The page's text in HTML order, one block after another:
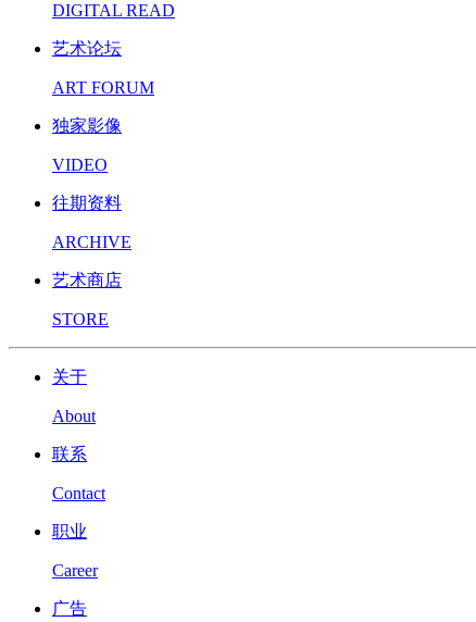
DIGITAL READ
艺术论坛
ART FORUM
独家影像
VIDEO
往期资料
ARCHIVE
艺术商店
STORE
关于
About
联系
Contact
职业
Career
广告